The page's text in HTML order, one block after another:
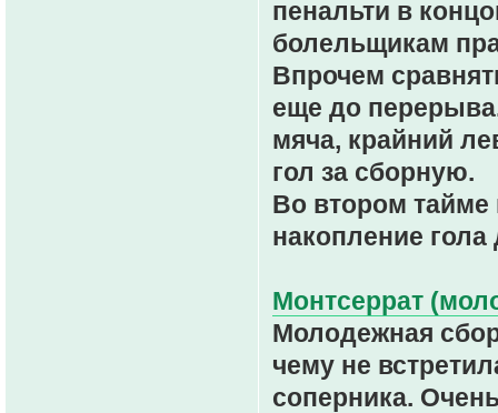
пенальти в
болельщикам
Впрочем
еще до
мяча, крайний
гол за сборную.
Во втором
накопление
Монтсеррат
Молодежная
чему не
соперника.